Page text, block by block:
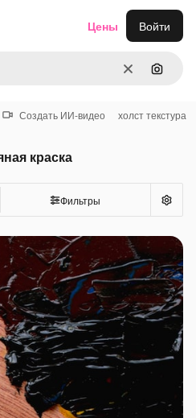
ОчиститьПоиск
Цены Войти
Создать ИИ-видео холст текстура
краска
Фильтры